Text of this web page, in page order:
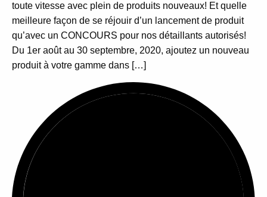
toute vitesse avec plein de produits nouveaux! Et quelle
meilleure façon de se réjouir d’un lancement de produit
qu’avec un CONCOURS pour nos détaillants autorisés!
Du 1er août au 30 septembre, 2020, ajoutez un nouveau
produit à votre gamme dans […]